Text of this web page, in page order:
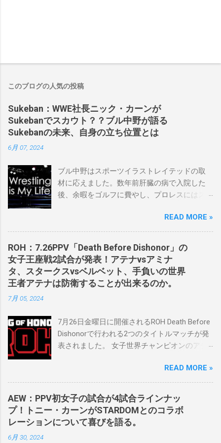
このブログの人気の投稿
Sukeban：WWE社長ニック・カーンが
Sukebanでスカウト？？ブル中野が語る
Sukebanの未来、自身の立ち位置とは
6月 07, 2024
ブル中野はスポーツイラストレイテッドの取
材に応えました。数年前肝臓の病で入院した
後、余暇をゴルフに費やし、プロレスにはス
ました。なお、新しいプロモーションは無限
の可能性に満ちており、先日WWEのニック・
カーン社長にスカウトされました。 「私は
2023年にスケバンのコミッショナーに任命さ
れました。スケバンの醍醐味は、日本独自の
文化の過去、現在、未来をリング上で見るこ
とができることです。何十年も前のスケバン
好きです。」 彼女は今、スケバンで重要な役
割を果たしています。 「今活躍している選手
をとても誇りに思い、応援しています。私の
ケバンのレスラーばかりです。私は彼らを私
の子供のように考えている」。 スケバンの最
新のショーは5月末に行われました。日本の女
子プロレスリーグがロサンゼルスでデビュー
し、5試合のカードが YouTube で公開されてい
READ MORE »
ROH：7.26PPV「Death Before Dishonor」の
女子王座戦2試合が発表！アテナvsアミナ
タ、スタークスvsベルベット、手負いの世界
王者アテナは防衛することが出来るのか。
7月 05, 2024
7月26日金曜日に開催されるROH Death Before
Dishonorで行われる2つのタイトルマッチが発
表されました。 女子世界チャンピオンのアテ
を防衛することになりました。この試合は木
曜日のROHで発表されました。アテナは5月か
ら活動を休止しており、リング上での欠場は
ストーリー上の負傷が原因とされています。
女子世界チャンピオンは5月の最後の試合で怪
我の恐怖に苦しみましたが、それはストーリ
READ MORE »
AEW：PPV初女子の試合が4試合ラインナッ
プ！トニー・カーンがSTARDOMとのコラボ
レーションについて喜びを語る。
6月 30, 2024